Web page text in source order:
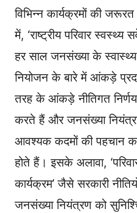
विभिन्न कार्यक्रमों की
में, ‘राष्ट्रीय परिवार स्वस्थ्य
हर साल जनसंख्या के स्वास्थ्य
नियोजन के बारे में आंकड़े
तरह के आंकड़े नीतिगत
करते हैं और जनसंख्या
आवश्यक कदमों की पहचान
होते हैं। इसके अलावा,
कार्यक्रम’ जैसे सरकारी
जनसंख्या नियंत्रण को